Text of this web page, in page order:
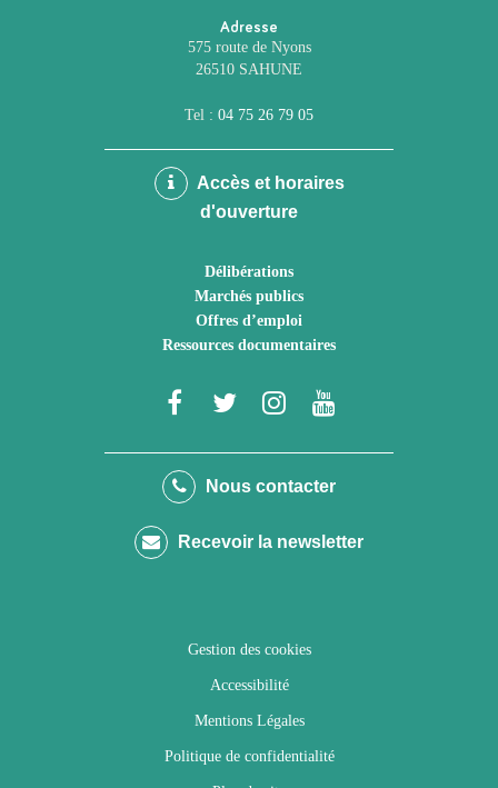
Adresse
575 route de Nyons
26510 SAHUNE
Tel : 04 75 26 79 05
Accès et horaires
d'ouverture
Délibérations
Marchés publics
Offres d’emploi
Ressources documentaires
Lien
le
Facebook
Lien
le
Twitter
Lien
le
Instagram
Youtube
Nous contacter
Recevoir la newsletter
Gestion des cookies
Accessibilité
Mentions Légales
Politique de confidentialité